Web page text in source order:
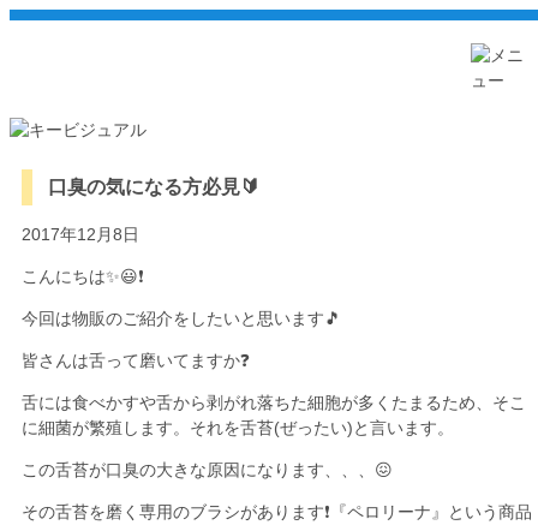
口臭の気になる方必見🔰
2017年12月8日
こんにちは✨😃❗
今回は物販のご紹介をしたいと思います🎵
皆さんは舌って磨いてますか❓
舌には食べかすや舌から剥がれ落ちた細胞が多くたまるため、そこ
に細菌が繁殖します。それを舌苔(ぜったい)と言います。
この舌苔が口臭の大きな原因になります、、、😖
その舌苔を磨く専用のブラシがあります❗『ペロリーナ』という商品